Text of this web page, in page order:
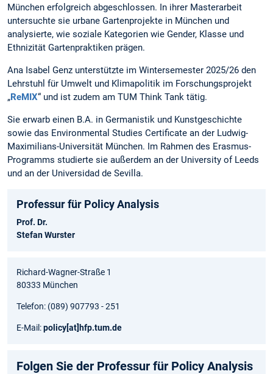
München erfolgreich abgeschlossen. In ihrer Masterarbeit
untersuchte sie urbane Gartenprojekte in München und
analysierte, wie soziale Kategorien wie Gender, Klasse und
Ethnizität Gartenpraktiken prägen.
Ana Isabel Genz unterstützte im Wintersemester 2025/26 den
Lehrstuhl für Umwelt und Klimapolitik im Forschungsprojekt
„ReMIX“ und ist zudem am TUM Think Tank tätig.
Sie erwarb einen B.A. in Germanistik und Kunstgeschichte
sowie das Environmental Studies Certificate an der Ludwig-
Maximilians-Universität München. Im Rahmen des Erasmus-
Programms studierte sie außerdem an der University of Leeds
und an der Universidad de Sevilla.
Professur für Policy Analysis
Prof. Dr.
Stefan Wurster
Richard-Wagner-Straße 1
80333 München
Telefon: (089) 907793 - 251
E-Mail:policy[at] hfp.tum.de
Folgen Sie der Professur für Policy Analysis